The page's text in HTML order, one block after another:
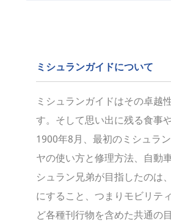
ミシュランガイドについて
ミシュランガイドはその卓越
す。そして思い出に残る食事
1900年8月、最初のミシュラ
ヤの使い方と修理方法、自動
シュラン兄弟が目指したのは
にすること、つまりモビリテ
ど各種刊行物を含めた共通の